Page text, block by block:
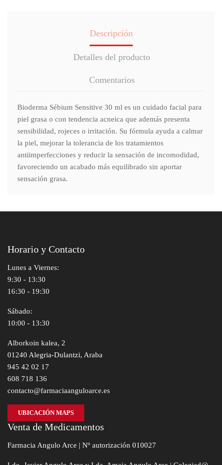
Descripción
Detalles del producto
Comentarios
Bioderma Sébium Sensitive 30 ml es un cuidado facial para
piel grasa o con tendencia acneica que además presenta
sensibilidad, rojeces o irritación. Su fórmula ayuda a calmar
la piel, mejorar la tolerancia de los tratamientos
antiimperfecciones y reducir la sensación de incomodidad,
favoreciendo un acabado más equilibrado sin aportar
sensación grasa.
Horario y Contacto
Lunes a Viernes:
9:30 - 13:30
16:30 - 19:30
Sábado:
10:00 - 13:30
Alborkoin kalea, 2
01240 Alegria-Dulantzi, Araba
945 42 02 17
608 718 136
contacto@farmaciaanguloarce.es
UBICACIÓN MAPS
Venta de Medicamentos
Farmacia Angulo Arce | Nº autorización 010027